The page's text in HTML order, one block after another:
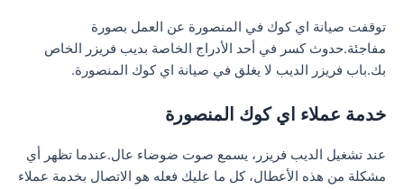
توقفت صيانة اي كوك في المنصورة عن العمل بصورة
مفاجئة.حدوث كسر في أحد الأدراج الخاصة بديب فريزر الخاص
بك.باب فريزر الديب لا يغلق في صيانة اي كوك المنصورة.
خدمة عملاء اي كوك المنصورة
عند تشغيل الديب فريزر، يسمع صوت ضوضاء عال.عندما تظهر أي
مشكلة من هذه الأعطال، كل ما عليك فعله هو الاتصال بخدمة عملاء